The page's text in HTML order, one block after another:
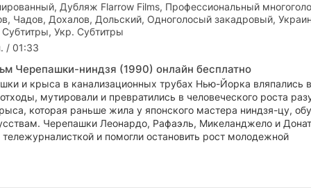
Дубляж Flarrow Films, Профессиональный
Чадов, Дохалов, Дольский, Одноголосый закадровый,
Укр. Субтитры
/ 01:33
Черепашки-ниндзя (1990) онлайн бесплатно
и крыса в канализационных трубах Нью-Йорка вляпались в
мутировали и превратились в человеческого роста
которая раньше жила у японского мастера ниндзя-цу,
Черепашки Леонардо, Рафаэль, Микеланджело и
и помогли остановить рост молодежной